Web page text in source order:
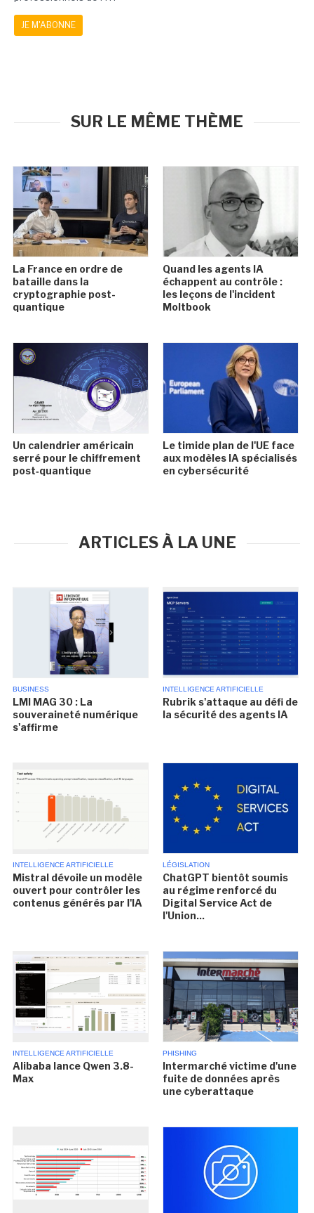
JE M'ABONNE
SUR LE MÊME THÈME
La France en ordre de
bataille dans la
cryptographie post-
quantique
Quand les agents IA
échappent au contrôle :
les leçons de l'incident
Moltbook
Un calendrier américain
serré pour le chiffrement
post‑quantique
Le timide plan de l'UE face
aux modèles IA spécialisés
en cybersécurité
ARTICLES À LA UNE
BUSINESS
LMI MAG 30 : La
souveraineté numérique
s'affirme
INTELLIGENCE ARTIFICIELLE
Rubrik s'attaque au défi de
la sécurité des agents IA
INTELLIGENCE ARTIFICIELLE
Mistral dévoile un modèle
ouvert pour contrôler les
contenus générés par l'IA
LÉGISLATION
ChatGPT bientôt soumis
au régime renforcé du
Digital Service Act de
l'Union...
INTELLIGENCE ARTIFICIELLE
Alibaba lance Qwen 3.8-
Max
PHISHING
Intermarché victime d'une
fuite de données après
une cyberattaque